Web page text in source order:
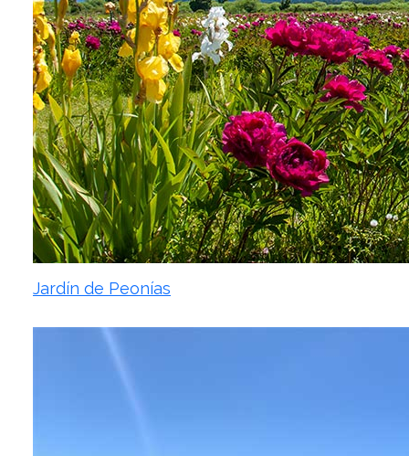
Jardín de Peonías